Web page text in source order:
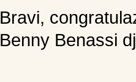
Bravi,
Benny Benassi